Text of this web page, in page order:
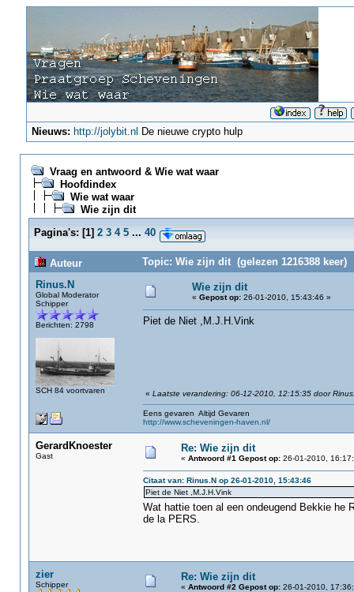
Nieuws: http://jolybit.nl De nieuwe crypto hulp
Vraag en antwoord & Wie wat waar
Hoofdindex
Wie wat waar
Wie zijn dit
Pagina's: [1] 2 3 4 5 ... 40
Auteur
Topic: Wie zijn dit (gelezen 1216388 keer)
Rinus.N
Global Moderator
Schipper
Berichten: 2798
SCH 84 voortvaren
Wie zijn dit
« Gepost op:26-01-2010, 15:43:46 »
Piet de Niet ,M.J.H.Vink
« Laatste verandering: 06-12-2010, 12:15:35 door
Eens gevaren Altijd Gevaren
http://www.scheveningen-haven.nl/
GerardKnoester
Gast
Re: Wie zijn dit
« Antwoord #1 Gepost op:26-01-2010,
Citaat van: Rinus.N op 26-01-2010, 15:43:46
Piet de Niet ,M.J.H.Vink
Wat hattie toen al een ondeugend Bekkie he
de la PERS.
zier
Schipper
Re: Wie zijn dit
« Antwoord #2 Gepost op:26-01-2010,